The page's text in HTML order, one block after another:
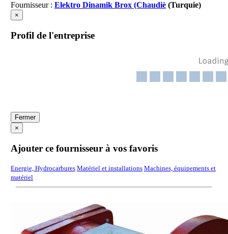
Fournisseur : Elektro Dinamik Brox (Chaudiè(Turquie)
×
Profil de l'entreprise
Fermer
×
Ajouter ce fournisseur à vos favoris
Energie, Hydrocarbures Matériel et installations Machines, équipements et
matériel